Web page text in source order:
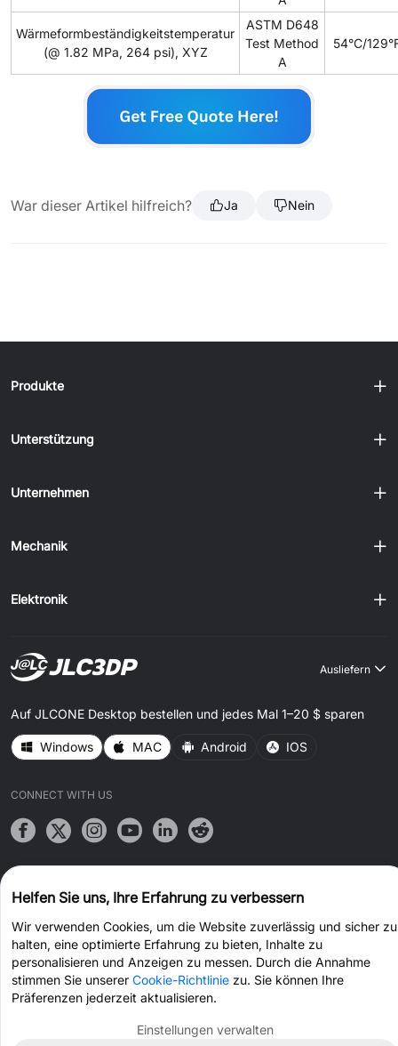
Wärmeformbeständigkeitstemperatur
(@ 1.82 MPa, 264 psi), XYZ
ASTM D648
Test Method
A
54°C/
War dieser Artikel hilfreich? Ja Nein
Produkte
Unterstützung
Unternehmen
Mechanik
Elektronik
Ausliefern
Auf JLCONE Desktop bestellen und jedes Mal 1–20 $ sparen
Windows MAC Android IOS
CONNECT WITH US
© 2026 JLC3DP.COM Alle Rechte vorbehalten.Datenschutzrichtlinie
Helfen Sie uns, Ihre Erfahrung zu verbessern
Wir verwenden Cookies, um die Website zuverlässig und sicher zu
halten, eine optimierte Erfahrung zu bieten, Inhalte zu
personalisieren und Anzeigen zu messen. Durch die Annahme
stimmen Sie unserer Cookie-Richtlinie zu. Sie können Ihre
Präferenzen jederzeit aktualisieren.
Einstellungen verwalten